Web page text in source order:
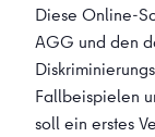
Diese Online-
AGG und den
Fallbeispielen
soll ein erstes